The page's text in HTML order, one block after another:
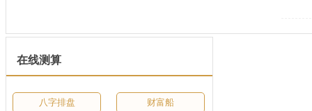
在线测算
八字排盘 财富船